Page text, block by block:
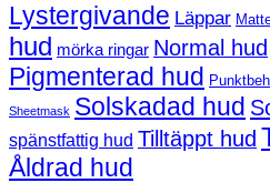
Lystergivande Läppar
hud mörka ringar Normal hud
Pigmenterad hud
Sheetmask Solskadad hud
spänstfattig hud Tilltäppt hud
Åldrad hud